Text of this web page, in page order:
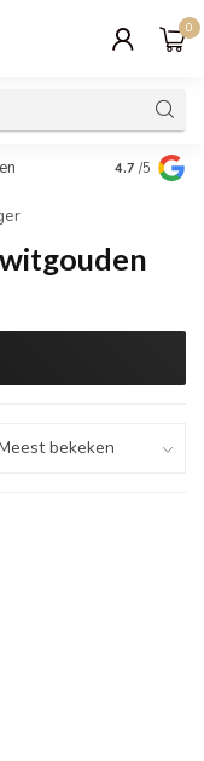
0
Wij
cadeau
4.7 /5